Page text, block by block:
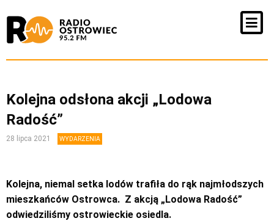
Kolejna odsłona akcji „Lodowa
Radość”
28 lipca 2021 WYDARZENIA
Kolejna, niemal setka lodów trafiła do rąk najmłodszych
mieszkańców Ostrowca. Z akcją „Lodowa Radość”
odwiedziliśmy ostrowieckie osiedla.